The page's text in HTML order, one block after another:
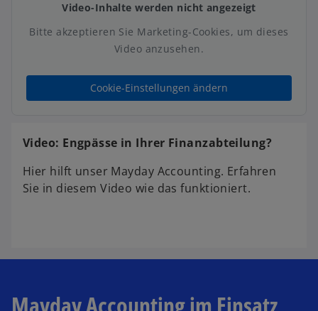
Video-Inhalte werden nicht angezeigt
Bitte akzeptieren Sie Marketing-Cookies, um dieses
Video anzusehen.
Cookie-Einstellungen ändern
Video: Engpässe in Ihrer Finanzabteilung?
Hier hilft unser Mayday Accounting. Erfahren
Sie in diesem Video wie das funktioniert.